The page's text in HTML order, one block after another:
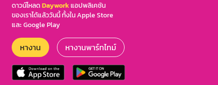
ดาวน์โหลดDayworkแอปพลิเคชัน
ของเราได้แล้ววันนี้ ทั้งใน Apple Store
และ Google Play
หางาน หางานพาร์ทไทม์